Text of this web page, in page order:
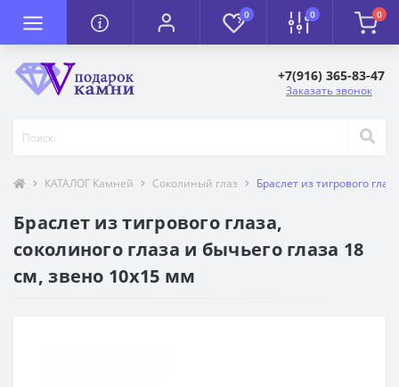
0 0 0
+7(916) 365-83-47
Заказать звонок
КАТАЛОГ Камней Соколиный глаз Браслет из тигрового
Браслет из тигрового глаза,
соколиного глаза и бычьего глаза 18
см, звено 10х15 мм